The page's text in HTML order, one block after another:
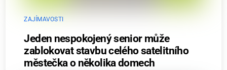
ZAJÍMAVOSTI
Jeden nespokojený senior může
zablokovat stavbu celého satelitního
městečka o několika domech